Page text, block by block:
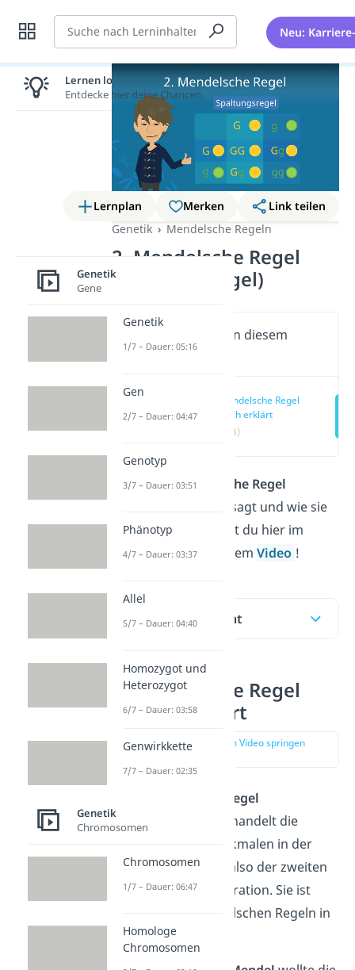
Suche Neu:
Lernplan Merken
Link teilen
Genetik
Mendelsche Regeln
2. Mendelsche Regel
(Spaltungsregel)
Wichtige Inhalte in diesem
Video
2. Mendelsche Regel
einfach erklärt
(00:14)
Was die2. Mendelsche Regel
(Spaltungsregel) besagt und wie sie
funktioniert, erfährst du hier im
Beitrag und in unseremVideo !
Inhaltsübersicht
2. Mendelsche Regel
einfach erklärt
zur Stelle im Video springen
2. Mendelsche Regel
(Spaltungsregel) behandelt die
Vererbung von Merkmalen in der
„Enkelgeneration”, also der zweiten
Nachkommensgeneration. Sie ist
eine der drei Mendelschen Regeln in
der Genetik.
Lernen lohnt sich!
Entdecke hier deine Chancen.
Genetik
Gene
Genetik
1/7 – Dauer: 05:16
Gen
2/7 – Dauer: 04:47
Genotyp
3/7 – Dauer: 03:51
Phänotyp
4/7 – Dauer: 03:37
Allel
5/7 – Dauer: 04:40
Homozygot und
Heterozygot
6/7 – Dauer: 03:58
Genwirkkette
7/7 – Dauer: 02:35
Genetik
Chromosomen
Chromosomen
1/7 – Dauer: 06:47
Homologe
Chromosomen